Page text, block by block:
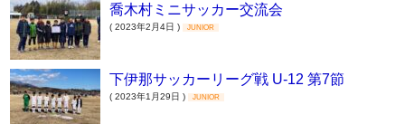
喬木村ミニサッカー交流会
( 2023年2月4日 ) JUNIOR
下伊那サッカーリーグ戦 U-12 第7節
( 2023年1月29日 ) JUNIOR